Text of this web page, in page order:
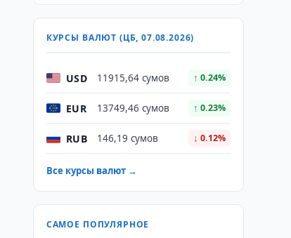
КУРСЫ ВАЛЮТ (ЦБ, 07.08.2026)
USD 11915,64 сумов ↑ 0.24%
EUR 13749,46 сумов ↑ 0.23%
RUB 146,19 сумов ↓ 0.12%
Все курсы валют →
САМОЕ ПОПУЛЯРНОЕ